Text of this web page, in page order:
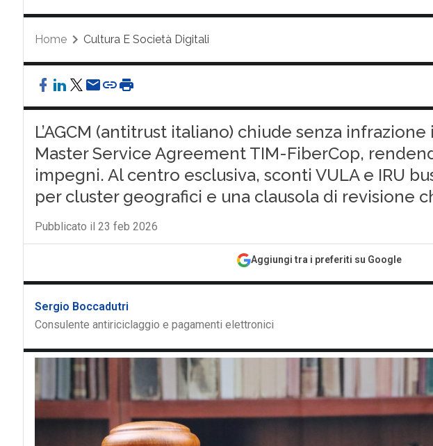
Home Cultura E Società Digitali
L’AGCM (antitrust italiano) chiude senza
Master Service Agreement TIM-FiberCop,
impegni. Al centro esclusiva, sconti VULA e IRU
per cluster geografici e una clausola di revisione
Pubblicato il 23 feb 2026
Aggiungi tra i preferiti su Google
Sergio Boccadutri
Consulente antiriciclaggio e pagamenti elettronici